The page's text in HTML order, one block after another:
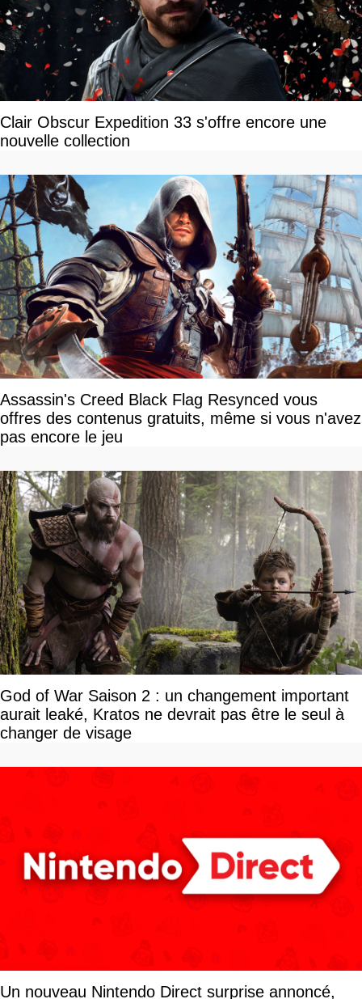
Clair Obscur Expedition 33 s'offre encore une
nouvelle collection
Assassin's Creed Black Flag Resynced vous
offres des contenus gratuits, même si vous n'avez
pas encore le jeu
God of War Saison 2 : un changement important
aurait leaké, Kratos ne devrait pas être le seul à
changer de visage
Un nouveau Nintendo Direct surprise annoncé,